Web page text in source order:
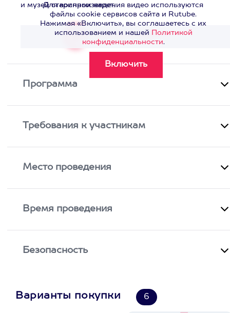
и музей старинных карет.
Смотреть видео>
Для воспроизведения видео используются
файлы cookie сервисов сайта и Rutube.
Нажимая «Включить», вы соглашаетесь с их
использованием и нашей Политикой
конфиденциальности.
Программа
Требования к участникам
Место проведения
Время проведения
Безопасность
Варианты покупки 6